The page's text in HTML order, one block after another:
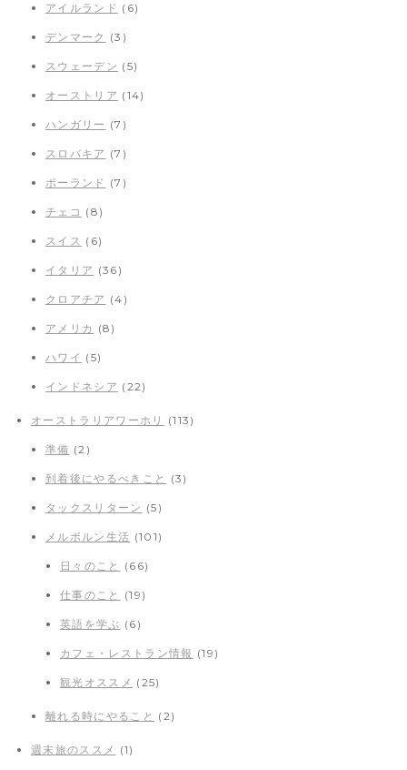
アイルランド (6)
デンマーク (3)
スウェーデン (5)
オーストリア (14)
ハンガリー (7)
スロバキア (7)
ポーランド (7)
チェコ (8)
スイス (6)
イタリア (36)
クロアチア (4)
アメリカ (8)
ハワイ (5)
インドネシア (22)
オーストラリアワーホリ (113)
準備 (2)
到着後にやるべきこと (3)
タックスリターン (5)
メルボルン生活 (101)
日々のこと (66)
仕事のこと (19)
英語を学ぶ (6)
カフェ・レストラン情報 (19)
観光オススメ (25)
離れる時にやること (2)
週末旅のススメ (1)